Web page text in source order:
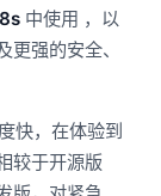
中使用 ，以
强的安全、
快，在体验到
较于开源版